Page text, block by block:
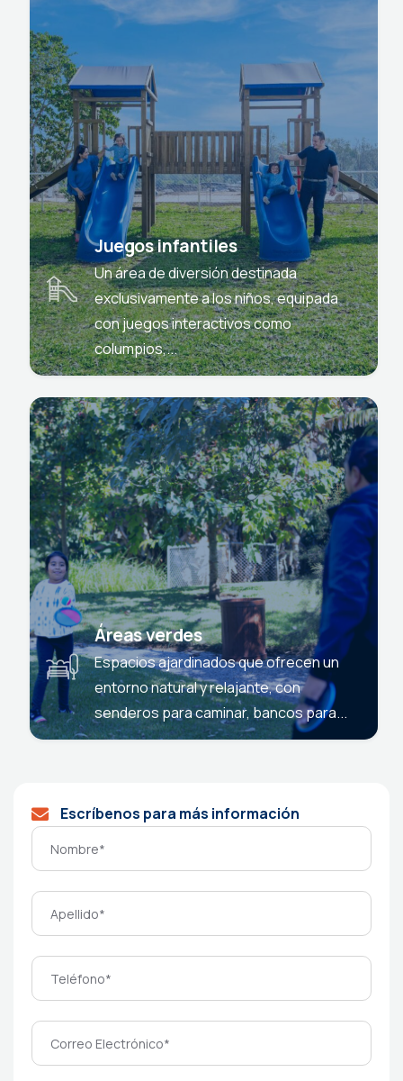
Juegos infantiles
Un área de diversión destinada
exclusivamente a los niños, equipada
con juegos interactivos como
columpios,...
Áreas verdes
Espacios ajardinados que ofrecen un
entorno natural y relajante, con
senderos para caminar, bancos para...
Escríbenos para más información